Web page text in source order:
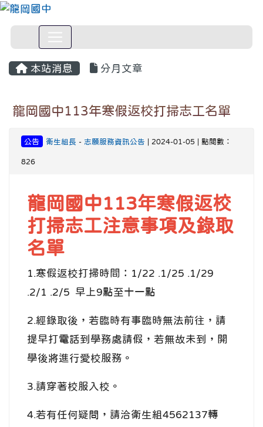
本站消息 分月文章
龍岡國中113年寒假返校打掃志工名單
公告 衛生組長 - 志願服務資訊公告 | 2024-01-05 | 點閱數：
826
龍岡國中113年寒假返校
打掃志工注意事項及錄取
名單
1.寒假返校打掃時間：1/22 .1/25 .1/29
.2/1 .2/5 早上9點至十一點
2.經錄取後，若臨時有事臨時無法前往，請
提早打電話到學務處請假，若無故未到，開
學後將進行愛校服務。
3.請穿著校服入校。
4.若有任何疑問，請洽衛生組4562137轉